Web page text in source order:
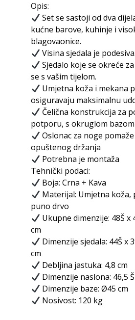
Opis:
Set se sastoji od dva
kućne barove, kuhinje i
blagovaonice.
Visina sjedala je podesiva.
Sjedalo koje se okreće
se s vašim tijelom.
Umjetna koža i mekana
osiguravaju maksimalnu
Čelična konstrukcija za
potporu, s okruglom
Oslonac za noge
opuštenog držanja
Potrebna je montaža
Tehnički podaci:
Boja: Crna + Kava
Materijal: Umjetna koža,
puno drvo
Ukupne dimenzije: 48Š x
cm
Dimenzije sjedala: 44Š x
cm
Debljina jastuka: 4,8 cm
Dimenzije naslona: 46,5
Dimenzije baze: Ø45 cm
Nosivost: 120 kg